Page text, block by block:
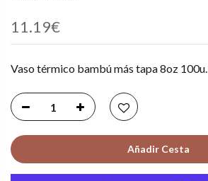
11.19€
Vaso térmico bambú más tapa 8oz 100u.
Añadir Cesta